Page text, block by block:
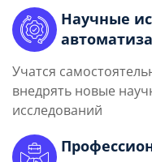
Научные
Учатся
внедрять новые
исследований